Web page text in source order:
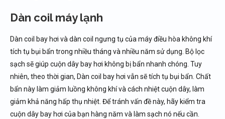
Dàn coil máy lạnh
Dàn coil bay hơi và dàn coil ngưng tụ của máy điều hòa không khí
tích tụ bụi bẩn trong nhiều tháng và nhiều năm sử dụng. Bộ lọc
sạch sẽ giúp cuộn dây bay hơi không bị bẩn nhanh chóng. Tuy
nhiên, theo thời gian, Dàn coil bay hơi vẫn sẽ tích tụ bụi bẩn. Chất
bẩn này làm giảm luồng không khí và cách nhiệt cuộn dây, làm
giảm khả năng hấp thụ nhiệt. Để tránh vấn đề này, hãy kiểm tra
cuộn dây bay hơi của bạn hàng năm và làm sạch nó nếu cần.